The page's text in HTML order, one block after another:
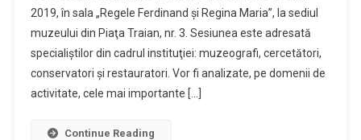
2019, în sala „Regele Ferdinand și Regina Maria”, la sediul
muzeului din Piaţa Traian, nr. 3. Sesiunea este adresată
specialiştilor din cadrul instituţiei: muzeografi, cercetători,
conservatori şi restauratori. Vor fi analizate, pe domenii de
activitate, cele mai importante […]
Continue Reading